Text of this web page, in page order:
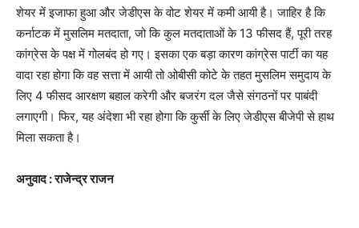
शेयर में इजाफा हुआ और जेडीएस के वोट शेयर में कमी आयी है। जाहिर है कि
कर्नाटक में मुसलिम मतदाता, जो कि कुल मतदाताओं के 13 फीसद हैं, पूरी तरह
कांग्रेस के पक्ष में गोलबंद हो गए। इसका एक बड़ा कारण कांग्रेस पार्टी का यह
वादा रहा होगा कि वह सत्ता में आयी तो ओबीसी कोटे के तहत मुसलिम समुदाय के
लिए 4 फीसद आरक्षण बहाल करेगी और बजरंग दल जैसे संगठनों पर पाबंदी
लगाएगी। फिर, यह अंदेशा भी रहा होगा कि कुर्सी के लिए जेडीएस बीजेपी से हाथ
मिला सकता है।
अनुवाद:राजेन्द्र राजन